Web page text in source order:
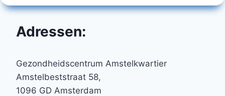
Adressen:
Gezondheidscentrum Amstelkwartier
Amstelbeststraat 58,
1096 GD Amsterdam